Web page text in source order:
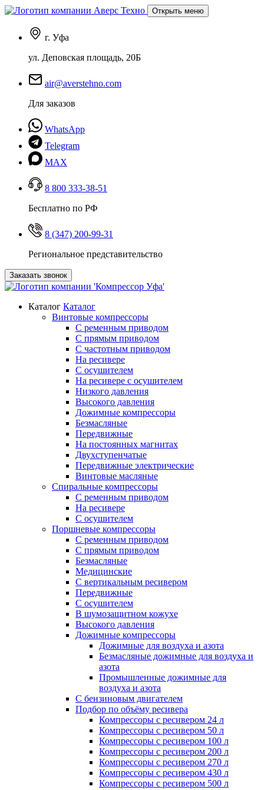
Открыть меню
г. Уфа
ул. Деповская площадь, 20Б
air@averstehno.com
Для заказов
WhatsApp
Telegram
MAX
8 800 333-38-51
Бесплатно по РФ
8 (347) 200-99-31
Региональное представительство
Заказать звонок
Каталог Каталог
Винтовые компрессоры
С ременным приводом
С прямым приводом
С частотным приводом
На ресивере
С осушителем
На ресивере с осушителем
Низкого давления
Высокого давления
Дожимные компрессоры
Безмасляные
Передвижные
На постоянных магнитах
Двухступенчатые
Передвижные электрические
Винтовые масляные
Спиральные компрессоры
С ременным приводом
На ресивере
С осушителем
Поршневые компрессоры
С ременным приводом
С прямым приводом
Безмасляные
Медицинские
С вертикальным ресивером
Передвижные
С осушителем
В шумозащитном кожухе
Высокого давления
Дожимные компрессоры
Дожимные для воздуха и азота
Безмасляные дожимные для воздуха и
азота
Промышленные дожимные для
воздуха и азота
С бензиновым двигателем
Подбор по объёму ресивера
Компрессоры с ресивером 24 л
Компрессоры с ресивером 50 л
Компрессоры с ресивером 100 л
Компрессоры с ресивером 200 л
Компрессоры с ресивером 270 л
Компрессоры с ресивером 430 л
Компрессоры с ресивером 500 л